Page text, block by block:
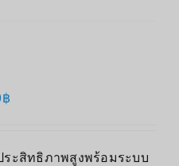
฿
ะสิทธิภาพสูงพร้อมระบบ